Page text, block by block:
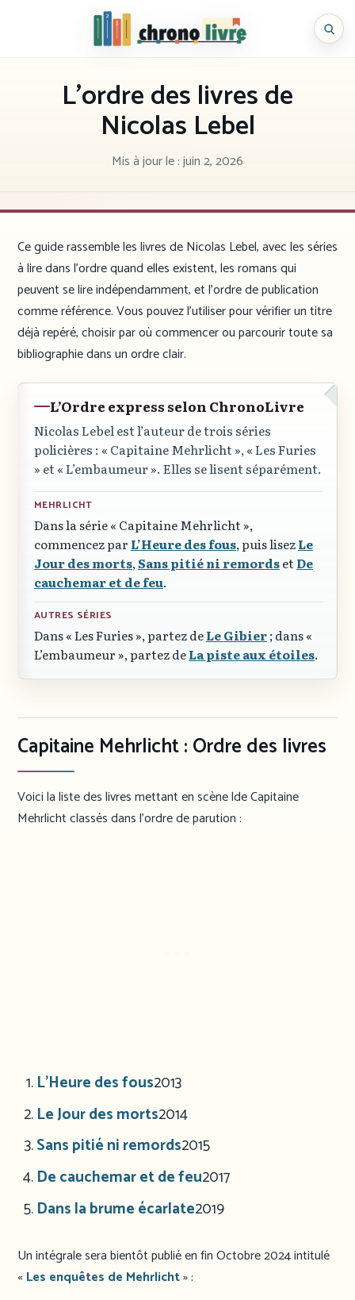
Chronolivre
L’ordre des livres de
Nicolas Lebel
Mis à jour le :juin 2, 2026
Ce guide rassemble les livres de Nicolas Lebel, avec les séries
à lire dans l’ordre quand elles existent, les romans qui
peuvent se lire indépendamment, et l’ordre de publication
comme référence. Vous pouvez l’utiliser pour vérifier un titre
déjà repéré, choisir par où commencer ou parcourir toute sa
bibliographie dans un ordre clair.
L’Ordre express selon ChronoLivre
Nicolas Lebel est l’auteur de trois séries
policières : « Capitaine Mehrlicht »,« Les Furies
» et« L’embaumeur ». Elles se lisent séparément.
MEHRLICHT
Dans la série« Capitaine Mehrlicht »,
commencez par L’Heure des fous, puis lisezLe
Jour des morts,Sans pitié ni remordsetDe
cauchemar et de feu.
AUTRES SÉRIES
Dans« Les Furies », partez deLe Gibier; dans«
L’embaumeur », partez deLa piste aux étoiles.
Capitaine Mehrlicht : Ordre des livres
Voici la liste des livres mettant en scène lde Capitaine
Mehrlicht classés dans l’ordre de parution :
L’Heure des fous2013
Le Jour des morts2014
Sans pitié ni remords2015
De cauchemar et de feu2017
Dans la brume écarlate2019
Un intégrale sera bientôt publié en fin Octobre 2024 intitulé
« Les enquêtes de Mehrlicht» :